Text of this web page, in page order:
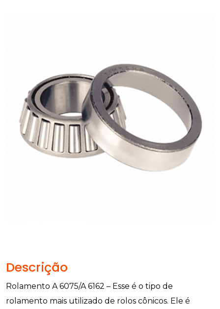
Descrição
Rolamento A 6075/A 6162 – Esse é o tipo de
rolamento mais utilizado de rolos cônicos. Ele é